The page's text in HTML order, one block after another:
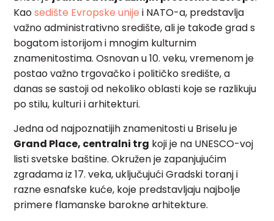
Kaosedište Evropske unije i NATO-a, predstavlja
važno administrativno središte, ali je takođe grad s
bogatom istorijom i mnogim kulturnim
znamenitostima. Osnovan u 10. veku, vremenom je
postao važno trgovačko i političko središte, a
danas se sastoji od nekoliko oblasti koje se razlikuju
po stilu, kulturi i arhitekturi.
Jedna od najpoznatijih znamenitosti u Briselu je
Grand Place, centralni trg koji je na UNESCO-voj
listi svetske baštine. Okružen je zapanjujućim
zgradama iz 17. veka, uključujući Gradski toranj i
razne esnafske kuće, koje predstavljaju najbolje
primere flamanske barokne arhitekture.